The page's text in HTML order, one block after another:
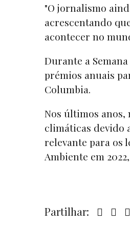
"O jornalismo
acrescentando
acontecer no
Durante a
prémios anuais
Columbia.
Nos últimos
climáticas devido
relevante para os
Ambiente em
Partilhar: